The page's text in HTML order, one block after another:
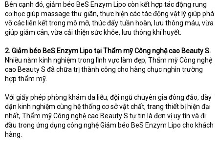
Bên cạnh đó, giảm béo BeS Enzym Lipo còn kết hợp tác động rung
cơ học giúp massage thư giãn, thực hiện các tác động vật lý giúp phá
vỡ các liên kết trong mô mỡ, thúc đẩy tuần hoàn, lưu thông máu, vừa
giúp giảm cân, vừa cải thiện sức khỏe, lưu thông khí huyết.
2. Giảm béo BeS Enzym Lipo tại Thẩm mỹ Công nghệ cao Beauty S.
Nhiều năm kinh nghiệm trong lĩnh vực làm đẹp, Thẩm mỹ Công nghệ
cao Beauty S đã chữa trị thành công cho hàng chục nghìn trường
hợp thẩm mỹ.
Với giấy phép phòng khám da liễu, đội ngũ chuyên gia đông đảo, dày
dặn kinh nghiệm cùng hệ thống cơ sở vật chất, trang thiết bị hiện đại
nhất, Thẩm mỹ Công nghệ cao Beauty S tự tin là đơn vị uy tín và đi
đầu trong ứng dụng công nghệ Giảm béo BeS Enzym Lipo cho khách
hàng.